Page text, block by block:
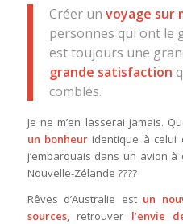
Créer un voyage sur
personnes qui ont le
est toujours une
grande satisfaction
comblés.
Je ne m’en lasserai jamais.
un bonheur identique à celui
j’embarquais dans un avion
Nouvelle-Zélande ????
Rêves d’Australie est un
sources, retrouver l’envie